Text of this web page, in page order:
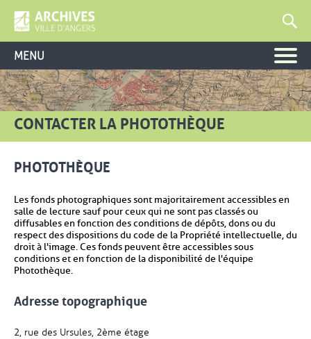
MENU
CONTACTER LA PHOTOTHÈQUE
PHOTOTHÈQUE
Les fonds photographiques sont majoritairement accessibles en
salle de lecture sauf pour ceux qui ne sont pas classés ou
diffusables en fonction des conditions de dépôts, dons ou du
respect des dispositions du code de la Propriété intellectuelle, du
droit à l'image. Ces fonds peuvent être accessibles sous
conditions et en fonction de la disponibilité de l'équipe
Photothèque.
Adresse topographique
2, rue des Ursules, 2ème étage